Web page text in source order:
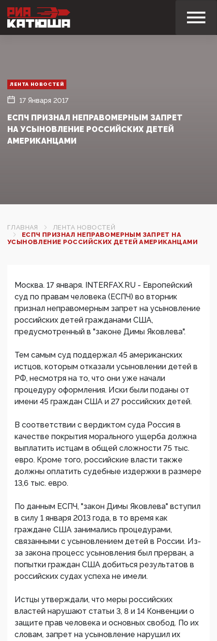
ЛЕНТА НОВОСТЕЙ
17 Января 2017
ЕСПЧ ПРИЗНАЛ НЕПРАВОМЕРНЫМ ЗАПРЕТ
НА УСЫНОВЛЕНИЕ РОССИЙСКИХ ДЕТЕЙ
АМЕРИКАНЦАМИ
ГЛАВНАЯ
ЛЕНТА НОВОСТЕЙ
ЕСПЧ ПРИЗНАЛ НЕПРАВОМЕРНЫМ ЗАПРЕТ НА
УСЫНОВЛЕНИЕ РОССИЙСКИХ ДЕТЕЙ АМЕРИКАНЦАМИ
Москва. 17 января. INTERFAX.RU - Европейский
суд по правам человека (ЕСПЧ) во вторник
признал неправомерным запрет на усыновление
российских детей гражданами США,
предусмотренный в "законе Димы Яковлева".
Тем самым суд поддержал 45 американских
истцов, которым отказали усыновлении детей в
РФ, несмотря на то, что они уже начали
процедуру оформления. Иски были поданы от
имени 45 граждан США и 27 российских детей.
В соответствии с вердиктом суда Россия в
качестве покрытия морального ущерба должна
выплатить истцам в общей сложности 75 тыс.
евро. Кроме того, российские власти также
должны оплатить судебные издержки в размере
13,6 тыс. евро.
По данным ЕСПЧ, "закон Димы Яковлева" вступил
в силу 1 января 2013 года, в то время как
граждане США занимались процедурами,
связанными с усыновлением детей в России. Из-
за закона процесс усыновления был прерван, а
попытки граждан США добиться результатов в
российских судах успеха не имели.
Истцы утверждали, что меры российских
властей нарушают статьи 3, 8 и 14 Конвенции о
защите прав человека и основных свобод. По их
словам, запрет на усыновление нарушил их